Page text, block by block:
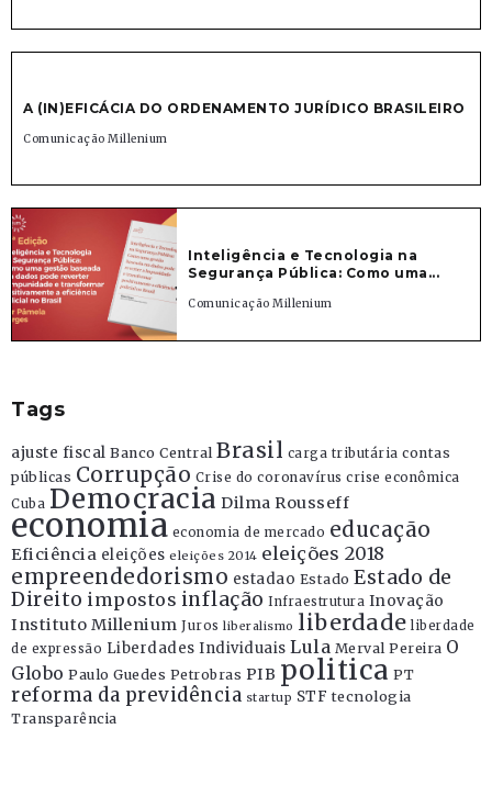
A (IN)EFICÁCIA DO ORDENAMENTO JURÍDICO BRASILEIRO
Comunicação Millenium
Inteligência e Tecnologia na
Segurança Pública: Como uma...
Comunicação Millenium
Tags
ajuste fiscal Banco Central Brasil carga tributária contas
públicas Corrupção Crise do coronavírus crise econômica
Cuba Democracia Dilma Rousseff
economia economia de mercado educação
Eficiência eleições eleições 2014 eleições 2018
empreendedorismo estadao Estado Estado de
Direito impostos inflação Infraestrutura Inovação
Instituto Millenium Juros liberalismo liberdade liberdade
de expressão Liberdades Individuais Lula Merval Pereira O
Globo Paulo Guedes Petrobras PIB politica PT
reforma da previdência startup STF tecnologia
Transparência